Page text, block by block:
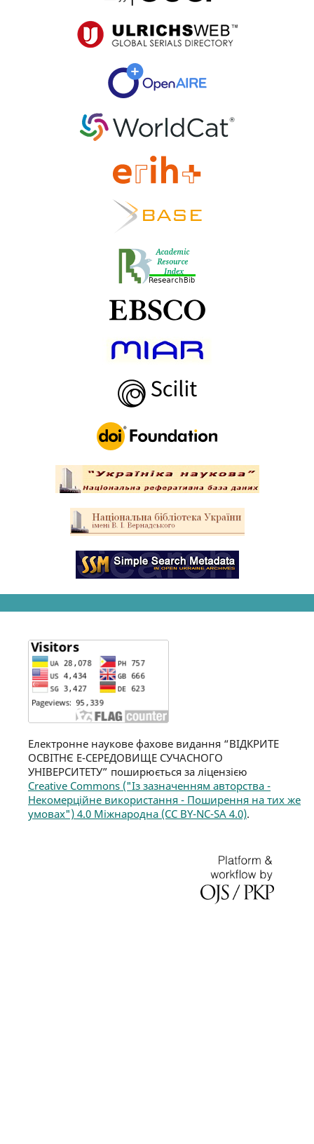
Електронне наукове фахове видання “ВІДКРИТЕ
ОСВІТНЄ Е-СЕРЕДОВИЩЕ СУЧАСНОГО
УНІВЕРСИТЕТУ” поширюється за ліцензією
Creative Commons ("Із зазначенням авторства -
Некомерційне використання - Поширення на тих же
умовах") 4.0 Міжнародна (CC BY-NC-SA 4.0).